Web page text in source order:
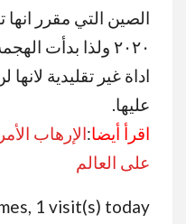
الصين التي مقرر انها
٢٠٢٠ ولذا بدأت
اداة غير تقليدية
عليها.
اقرأ أيضا:الإرهاب
على العالم
1 visit(s) today